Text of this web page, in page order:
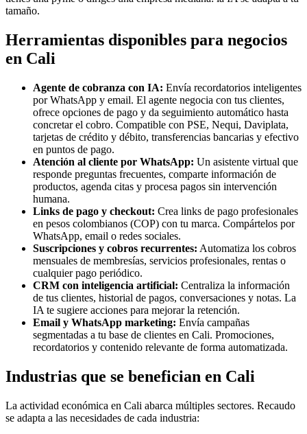
tamaño.
Herramientas disponibles para negocios
en Cali
Agente de cobranza con IA: Envía recordatorios inteligentes
por WhatsApp y email. El agente negocia con tus clientes,
ofrece opciones de pago y da seguimiento automático hasta
concretar el cobro. Compatible con PSE, Nequi, Daviplata,
tarjetas de crédito y débito, transferencias bancarias y efectivo
en puntos de pago.
Atención al cliente por WhatsApp: Un asistente virtual que
responde preguntas frecuentes, comparte información de
productos, agenda citas y procesa pagos sin intervención
humana.
Links de pago y checkout: Crea links de pago profesionales
en pesos colombianos (COP) con tu marca. Compártelos por
WhatsApp, email o redes sociales.
Suscripciones y cobros recurrentes: Automatiza los cobros
mensuales de membresías, servicios profesionales, rentas o
cualquier pago periódico.
CRM con inteligencia artificial: Centraliza la información
de tus clientes, historial de pagos, conversaciones y notas. La
IA te sugiere acciones para mejorar la retención.
Email y WhatsApp marketing: Envía campañas
segmentadas a tu base de clientes en Cali. Promociones,
recordatorios y contenido relevante de forma automatizada.
Industrias que se benefician en Cali
La actividad económica en Cali abarca múltiples sectores. Recaudo
se adapta a las necesidades de cada industria: